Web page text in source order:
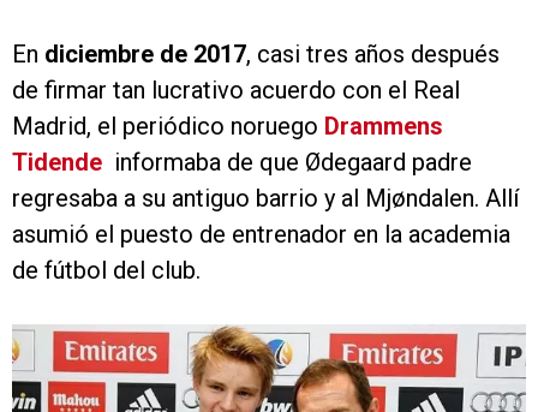
En diciembre de 2017, casi tres años después
de firmar tan lucrativo acuerdo con el Real
Madrid, el periódico noruego Drammens
Tidende informaba de que Ødegaard padre
regresaba a su antiguo barrio y al Mjøndalen. Allí
asumió el puesto de entrenador en la academia
de fútbol del club.